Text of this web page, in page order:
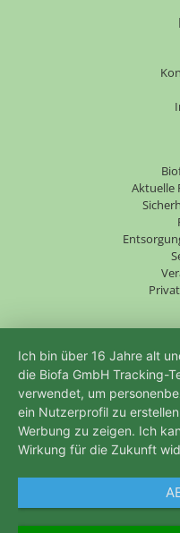
Aktuelle
Ich bin über 16 Jahre alt
die Biofa GmbH Tracking-
verwendet, um
ein Nutzerprofil zu
Werbung zu zeigen. Ich
Wirkung für die Zukunft